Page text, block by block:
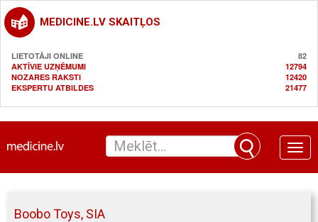
MEDICINE.LV SKAITĻOS
LIETOTĀJI ONLINE
82
AKTĪVIE UZŅĒMUMI
12794
NOZARES RAKSTI
12420
EKSPERTU ATBILDES
21477
Toggle
Boobo Toys, SIA